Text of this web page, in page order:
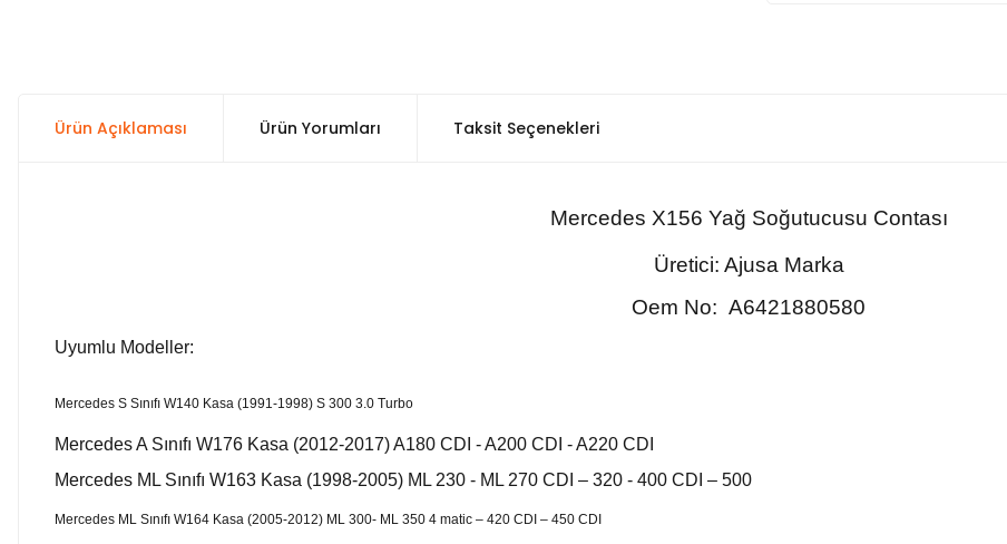
Ürün Açıklaması Ürün Yorumları Taksit Seçenekleri
Mercedes X156 Yağ Soğutucusu Contası
Üretici: Ajusa Marka
Oem No: A6421880580
Uyumlu Modeller:
Mercedes S Sınıfı W140 Kasa (1991-1998) S 300 3.0 Turbo
Mercedes A Sınıfı W176 Kasa (2012-2017) A180 CDI - A200 CDI - A220 CDI
Mercedes ML Sınıfı W163 Kasa (1998-2005) ML 230 - ML 270 CDI – 320 - 400 CDI – 500
Mercedes ML Sınıfı W164 Kasa (2005-2012) ML 300- ML 350 4 matic – 420 CDI – 450 CDI